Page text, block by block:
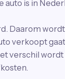
is in
Daarom
verkoopt
verschil